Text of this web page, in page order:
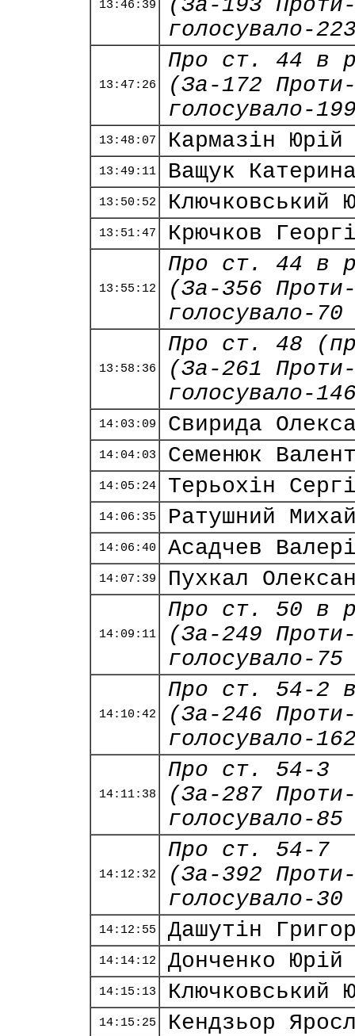
13:46:39
(За-193
голосувало-
13:47:26
Про ст. 44 в
(За-172
голосувало-
13:48:07 Кармазін Юрій
13:49:11 Ващук
13:50:52 Ключковський
13:51:47 Крючков
13:55:12
Про ст. 44 в
(За-356
голосувало-
13:58:36
Про ст. 48
(За-261
голосувало-
14:03:09 Свирида
14:04:03 Семенюк
14:05:24 Терьохін
14:06:35 Ратушний
14:06:40 Асадчев
14:07:39 Пухкал
14:09:11
Про ст. 50 в
(За-249
голосувало-
14:10:42
Про ст. 54-2 в
(За-246
голосувало-
14:11:38
Про ст. 54-3
(За-287
голосувало-
14:12:32
Про ст. 54-7
(За-392
голосувало-
14:12:55 Дашутін
14:14:12 Донченко Юрій
14:15:13 Ключковський
14:15:25 Кендзьор